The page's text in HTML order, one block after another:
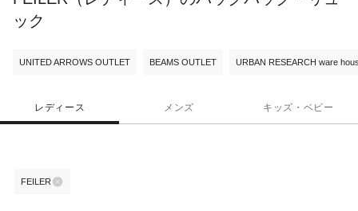
ック
UNITED ARROWS OUTLET BEAMS OUTLET URBAN RESEARCH ware
レディース メンズ キッズ・ベビー
FEILER